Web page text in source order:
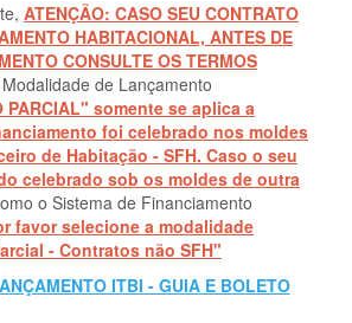
ATENÇÃO: CASO SEU CONTRATO
HABITACIONAL, ANTES DE
CONSULTE OS TERMOS
de Lançamento
PARCIAL" somente se aplica a
foi celebrado nos moldes
de Habitação - SFH. Caso o seu
celebrado sob os moldes de outra
o Sistema de Financiamento
favor selecione a modalidade
- Contratos não SFH"
ITBI - GUIA E BOLETO